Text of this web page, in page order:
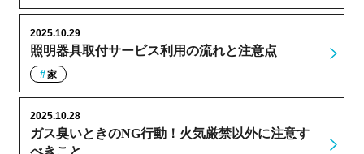
照明器具取付サービス利用の流れと注意点
2025.10.29
家
ガス臭いときのNG行動！火気厳禁以外に注意す
べきこと
2025.10.28